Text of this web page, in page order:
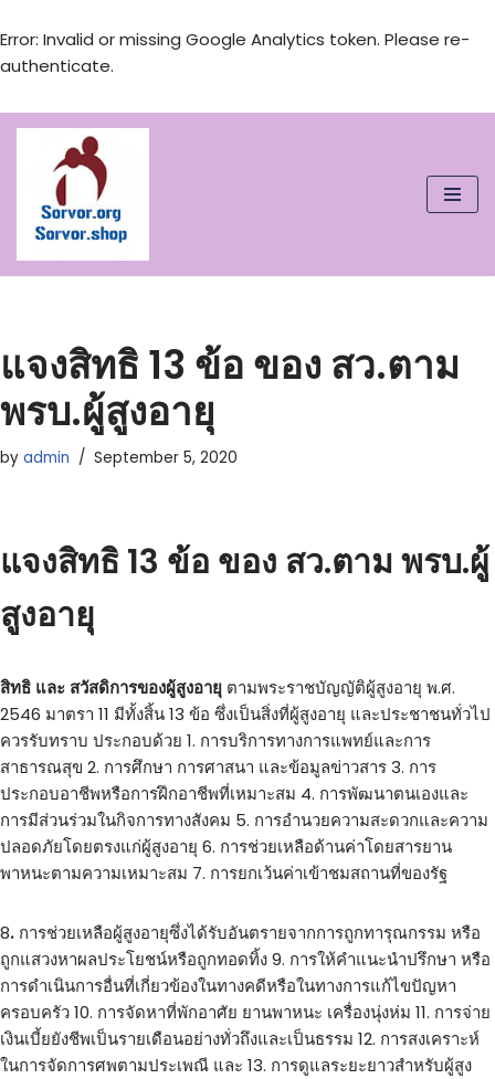
Error: Invalid or missing Google Analytics token. Please re-
authenticate.
content
แจงสิทธิ 13 ข้อ ของ สว.ตาม
พรบ.ผู้สูงอายุ
by admin September 5, 2020
แจงสิทธิ 13 ข้อ ของ สว.ตาม พรบ.ผู้
สูงอายุ
สิทธิ และ สวัสดิการของผู้สูงอายุ ตามพระราชบัญญัติผู้สูงอายุ พ.ศ.
2546 มาตรา 11 มีทั้งสิ้น 13 ข้อ ซึ่งเป็นสิ่งที่ผู้สูงอายุ และประชาชนทั่วไป
ควรรับทราบ ประกอบด้วย 1. การบริการทางการแพทย์และการ
สาธารณสุข 2. การศึกษา การศาสนา และข้อมูลข่าวสาร 3. การ
ประกอบอาชีพหรือการฝึกอาชีพที่เหมาะสม 4. การพัฒนาตนเองและ
การมีส่วนร่วมในกิจการทางสังคม 5. การอำนวยความสะดวกและความ
ปลอดภัยโดยตรงแก่ผู้สูงอายุ 6. การช่วยเหลือด้านค่าโดยสารยาน
พาหนะตามความเหมาะสม 7. การยกเว้นค่าเข้าชมสถานที่ของรัฐ
8. การช่วยเหลือผู้สูงอายุซึ่งได้รับอันตรายจากการถูกทารุณกรรม หรือ
ถูกแสวงหาผลประโยชน์หรือถูกทอดทิ้ง 9. การให้คำแนะนำปรึกษา หรือ
การดำเนินการอื่นที่เกี่ยวข้องในทางคดีหรือในทางการแก้ไขปัญหา
ครอบครัว 10. การจัดหาที่พักอาศัย ยานพาหนะ เครื่องนุ่งห่ม 11. การจ่าย
เงินเบี้ยยังชีพเป็นรายเดือนอย่างทั่วถึงและเป็นธรรม 12. การสงเคราะห์
ในการจัดการศพตามประเพณี และ 13. การดูแลระยะยาวสำหรับผู้สูง